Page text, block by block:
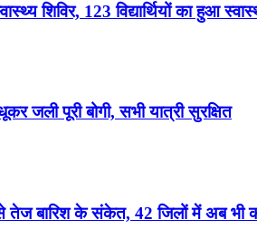
शिविर, 123 विद्यार्थियों का हुआ
पूरी बोगी, सभी यात्री सुरक्षित
बारिश के संकेत, 42 जिलों में अब भी